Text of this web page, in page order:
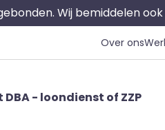
Wij bemiddelen
Over ons
DBA - loondienst of ZZP